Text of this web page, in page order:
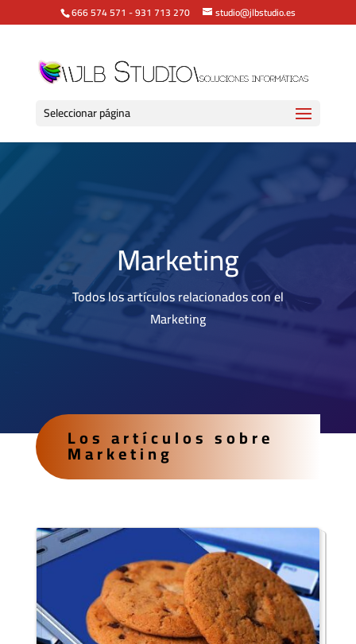
666 574 571 -931 713 270 studio@jlbstudio.es
Seleccionar página
Marketing
Todos los artículos relacionados con el
Marketing
Los artículos sobre
Marketing